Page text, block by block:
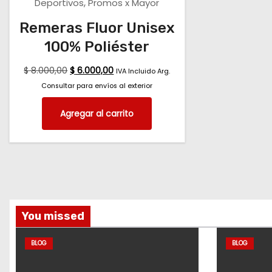
Deportivos Promos x Mayor
Remeras Fluor Unisex
100% Poliéster
$8.000,00 $ 6.000,00 IVA Incluido Arg.
Consultar para envíos al exterior
Agregar al carrito
You missed
BLOG BLOG